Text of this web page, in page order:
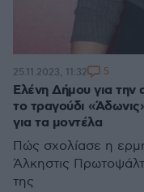
Ελένη Δήμου για την
το τραγούδι
για τα μοντέλα
Πώς σχολίασε η
Άλκηστις
της
25.11.2023, 11:32 5